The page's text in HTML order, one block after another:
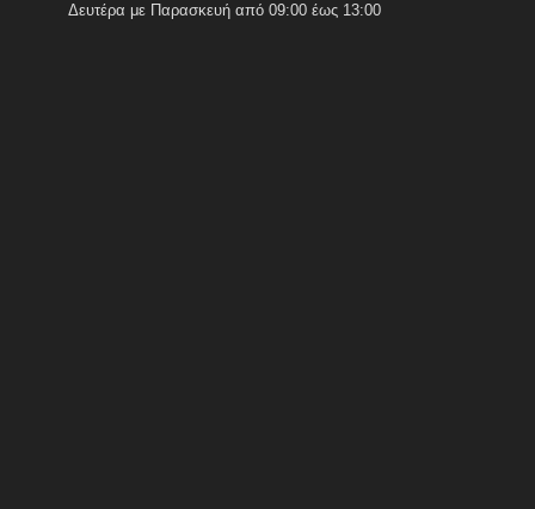
Δευτέρα με Παρασκευή από 09:00 έως 13:00